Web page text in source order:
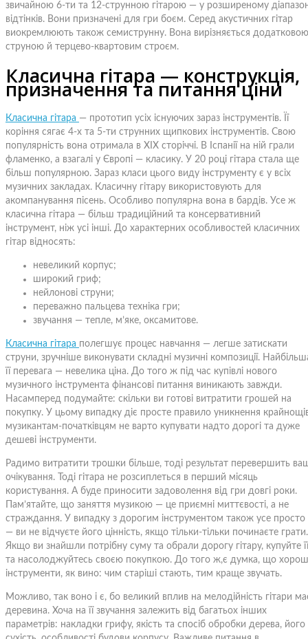
звичайною 6-ти та 12-струнною гітарою — у розширеному
відтінків. Вони призначені для гри боєм. Серед акустичних гітар
виокремлюють також семиструнну. Вона вирізняється додатковою
струною й терцево-квартовим строєм.
Класична гітара — конструкція,
призначення та питання ціни
Класична гітара — прототип усіх існуючих зараз інструментів. Її
коріння сягає 4-х та 5-ти струнних щипкових інструментів. Свою
популярність вона отримала в XIX сторіччі. В Іспанії на ній грали
фламенко, а взагалі у Європі — класику. У 20 році гітара стала ще
більш популярною. Зараз класи цього виду інструменту є у всіх
музичних закладах. Класичну гітару використовують для
акомпанування пісень. Особливо популярна вона в бардів. Усе ж
класична гітара — більш традиційний та консервативний
інструмент, ніж усі інші. До характерних особливостей класичних
гітар відносять:
невеликий корпус;
широкий гриф;
нейлонові струни;
переважно пальцева техніка гри;
звучання — тепле, м’яке, оксамитове.
Класична гітара полегшує процес навчання — легше затискати
струни, зручніше виконувати складні музичні композиції.
її перевага — невелика ціна. До того ж під час купівлі нового
музичного інструмента фінансові питання виникають завжди.
Насамперед подумайте: скільки ви готові витратити грошей на
покупку. У цьому випадку діє просте правило уникнення
музикантам-початківцям не варто купувати надто дорогі та дуже
дешеві інструменти.
Радимо витратити трошки більше, тоді результат перевершить
очікування. Тоді гітара не розсиплеться в перший місяць
користування. А буде приносити задоволення від гри довгі роки.
Пам’ятайте, що заняття музикою — це приємні миттєвості, а не
страждання. У випадку з дорогим інструментом також усе просто
— ви не відчуєте його цінність, якщо тільки-тільки починаєте грати.
Якщо ви знайшли потрібну суму та обрали дорогу гітару, купуйте її
та насолоджуйтесь своєю покупкою. До того ж,є думка, що
інструменти, як вино: чим старіші стають, тим краще звучать.
Можливо, так воно і є, бо великий вплив на мелодійність гітари
деревина. Хоча на її звучання залежить від багатьох інших
параметрів: накладки грифу, якість та спосіб обробки дерева, його